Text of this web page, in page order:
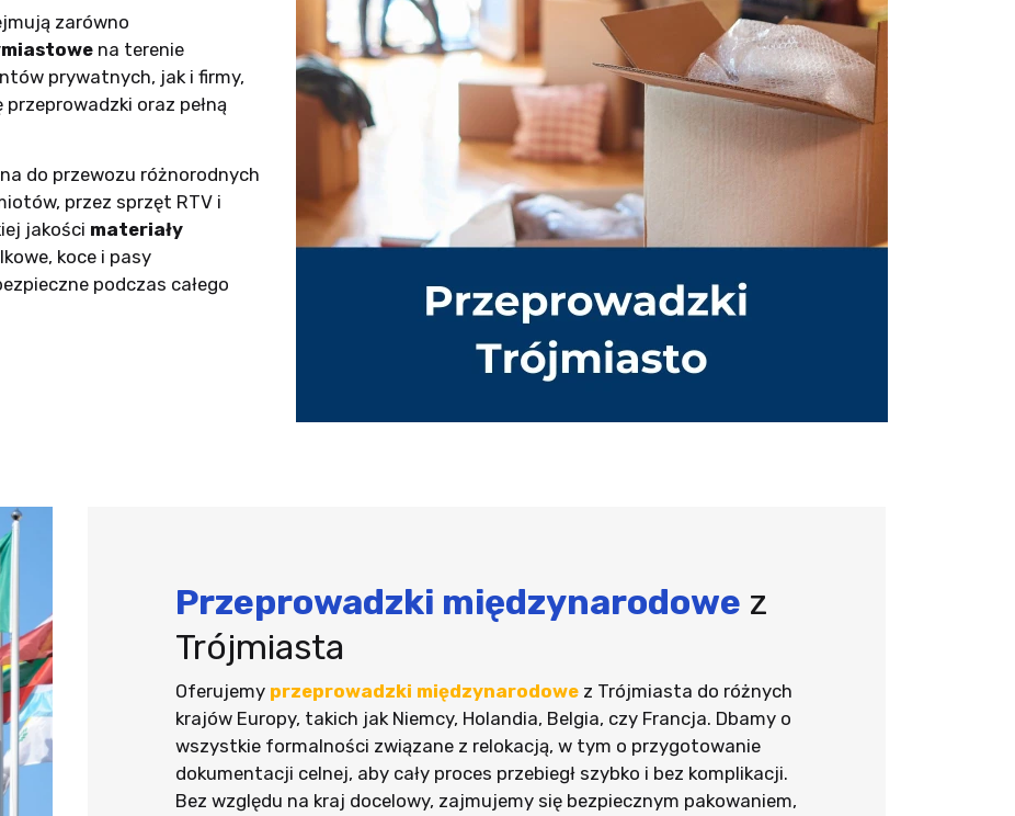
zarówno
na terenie
prywatnych, jak i firmy,
oraz pełną
do przewozu różnorodnych
przez sprzęt RTV i
jakości materiały
koce i pasy
podczas całego
Przeprowadzki międzynarodowe z
Trójmiasta
Oferujemy przeprowadzki międzynarodowe z Trójmiasta do różnych
krajów Europy, takich jak Niemcy, Holandia, Belgia, czy Francja. Dbamy o
wszystkie formalności związane z relokacją, w tym o przygotowanie
dokumentacji celnej, aby cały proces przebiegł szybko i bez komplikacji.
Bez względu na kraj docelowy, zajmujemy się bezpiecznym pakowaniem,